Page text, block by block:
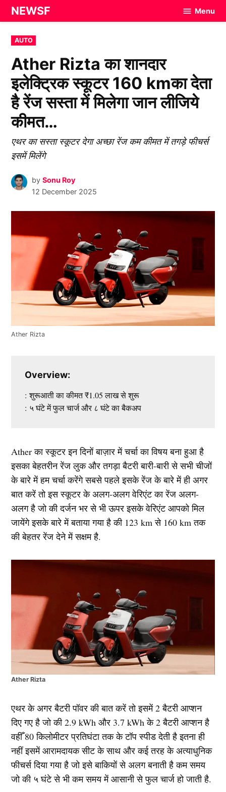
Skip
to
content
NEWSF Menu
POSTED
IN
AUTO
Ather Rizta का शानदार
इलेक्ट्रिक स्कूटर 160 kmका देता
है रेंज सस्ता में मिलेगा जान लीजिये
कीमत…
एथर का सस्ता स्कूटर देगा अच्छा रेंज कम कीमत में तगड़े फीचर्स
इसमें मिलेंगे
by Sonu Roy
12 December 2025
Ather Rizta
Overview:
: शुरूआती का कीमत ₹1.05 लाख से शुरू
: ५ घंटे में फुल चार्ज और ८ घंटे का बैकअप
Ather का स्कूटर इन दिनों बाज़ार में चर्चा का विषय बना हुआ है
इसका बेहतरीन रेंज लुक और तगड़ा बैटरी बारी-बारी से सभी चीजों
के बारे में हम चर्चा करेंगे सबसे पहले इसके रेंज के बारे में ही अगर
बात करें तो इस स्कूटर के अलग-अलग वेरिएंट का रेंज अलग-
अलग है जो की दर्जन भर से भी ऊपर इसके वेरिएंट आपको मिल
जायेंगे इसके बारे में बताया गया है की 123 km से 160 km तक
की बेहतर रेंज देने में सक्षम है.
Ather Rizta
एथर के अगर बैटरी पॉवर की बात करें तो इसमें 2 बैटरी आप्शन
दिए गए है जो की 2.9 kWh और 3.7 kWh के 2 बैटरी आप्शन है
वहीँ 80 किलोमीटर प्रतिघंटा तक के टॉप स्पीड देती है इतना ही
नहीं इसमें आरामदायक सीट के साथ और कई तरह के अत्याधुनिक
फीचर्स दिया गया है जो इसे बाकियों से अलग बनाती है कम समय
जो की ५ घंटे से भी कम समय में आसानी से फुल चार्ज हो जाती है.